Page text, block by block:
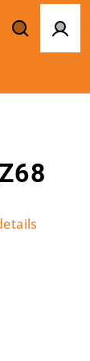
SuchenLogin